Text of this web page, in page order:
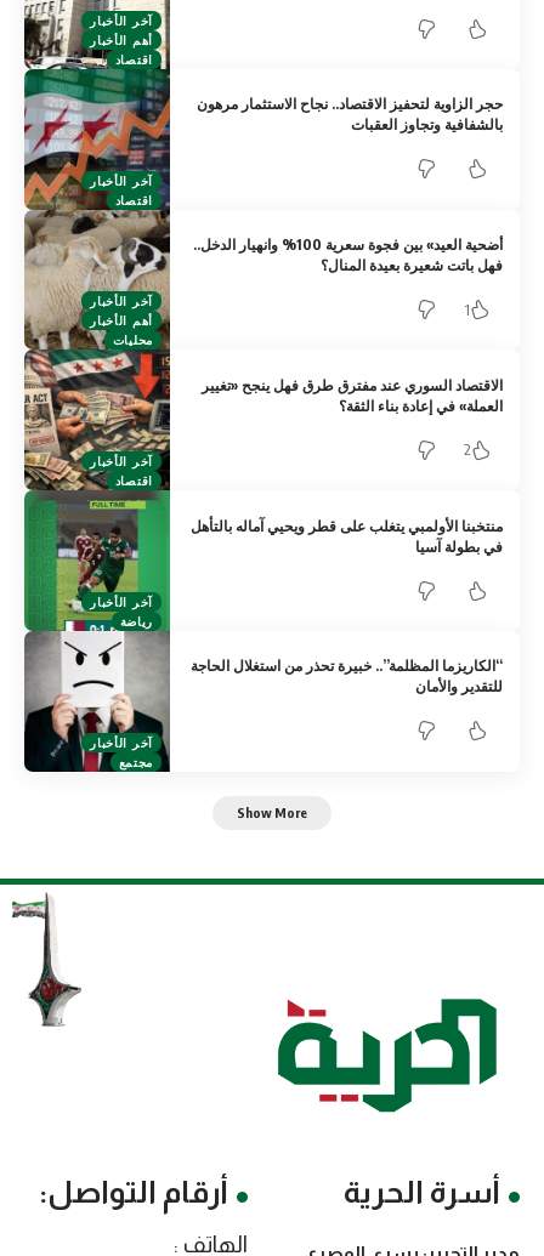
آخر الأخبار
أهم الأخبار
اقتصاد
آخر الأخبار
اقتصاد
حجر الزاوية لتحفيز الاقتصاد.. نجاح الاستثمار مرهون
بالشفافية وتجاوز العقبات
آخر الأخبار
أهم الأخبار
محليات
أضحية العيد» بين فجوة سعرية 100% وانهيار الدخل..
فهل باتت شعيرة بعيدة المنال؟
1
آخر الأخبار
اقتصاد
الاقتصاد السوري عند مفترق طرق فهل ينجح «تغيير
العملة» في إعادة بناء الثقة؟
2
آخر الأخبار
رياضة
منتخبنا الأولمبي يتغلب على قطر ويحيي آماله بالتأهل
في بطولة آسيا
آخر الأخبار
مجتمع
“الكاريزما المظلمة”.. خبيرة تحذر من استغلال الحاجة
للتقدير والأمان
Show More
أسرة الحرية أرقام التواصل:
الهاتف :